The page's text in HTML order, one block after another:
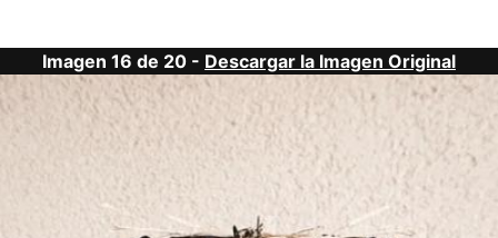
Imagen 16 de 20 - Descargar la Imagen Original